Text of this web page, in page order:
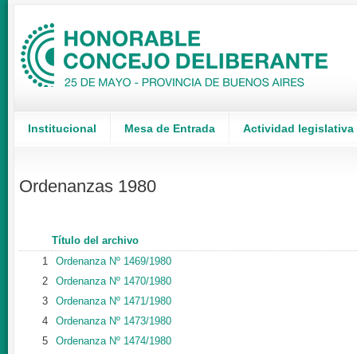
Institucional Mesa de Entrada Actividad legislativa
Ordenanzas 1980
Título del archivo
1
Ordenanza Nº 1469/1980
2
Ordenanza Nº 1470/1980
3
Ordenanza Nº 1471/1980
4
Ordenanza Nº 1473/1980
5
Ordenanza Nº 1474/1980